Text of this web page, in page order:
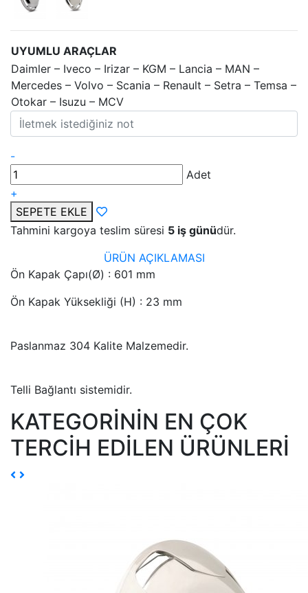
UYUMLU ARAÇLAR
Daimler – Iveco – Irizar – KGM – Lancia – MAN –
Mercedes – Volvo – Scania – Renault – Setra – Temsa –
Otokar – Isuzu – MCV
-
Adet
+
SEPETE EKLE
Tahmini kargoya teslim süresi 5 iş günüdür.
ÜRÜN AÇIKLAMASI
Ön Kapak Çapı(Ø) : 601 mm
Ön Kapak Yüksekliği (H) : 23 mm
Paslanmaz 304 Kalite Malzemedir.
Telli Bağlantı sistemidir.
KATEGORİNİN EN ÇOK
TERCİH EDİLEN ÜRÜNLERİ